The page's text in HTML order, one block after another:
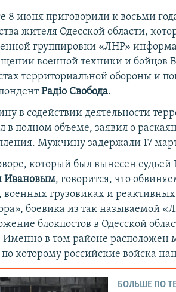
8 июня приговорили к восьми
жителя Одесской области,
группировки «ЛНР»
военной техники и бойцов
территориальной обороны и
Радіо Свобода.
в содействии деятельности
в полном объеме, заявил о
Мужчину задержали 17
который был вынесен
Ивановым, говорится, что
военных грузовиках и реактивных
боевика из так называемой
блокпостов в Одесской
Именно в том районе расположен
которому российские войска
БОЛЬШЕ ПО